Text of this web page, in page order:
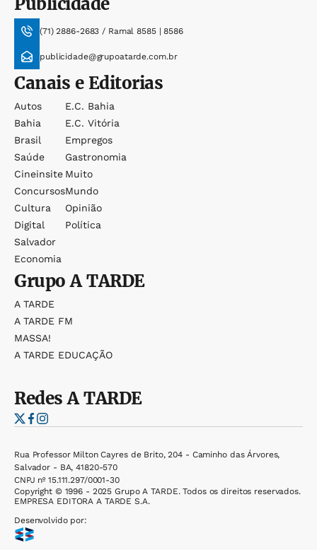
(71) 2886-2683 / Ramal 8585 | 8586
publicidade@grupoatarde.com.br
Canais e Editorias
Autos
Bahia
Brasil
Saúde
Cineinsite
Concursos
Cultura
Digital
Salvador
Economia
E.c. Bahia
E.c. Vitória
Empregos
Gastronomia
Muito
Mundo
Opinião
Política
GrupoA TARDE
A TARDE
A TARDE FM
MASSA!
A TARDE EDUCAÇÃO
RedesA TARDE
Rua Professor Milton Cayres de Brito, 204 - Caminho das Árvores,
Salvador - BA, 41820-570
CNPJ nº 15.111.297/0001-30
Copyright © 1996 - 2025 Grupo A TARDE. Todos os direitos reservados.
EMPRESA EDITORA A TARDE S.A.
Desenvolvido por: